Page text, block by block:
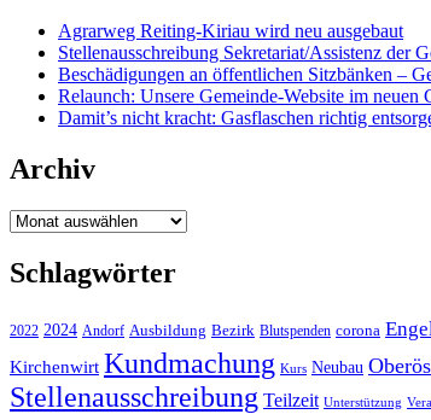
Agrarweg Reiting-Kiriau wird neu ausgebaut
Stellenausschreibung Sekretariat/Assistenz der
Beschädigungen an öffentlichen Sitzbänken –
Relaunch: Unsere Gemeinde-Website im neuen
Damit’s nicht kracht: Gasflaschen richtig
Archiv
Archiv
Schlagwörter
2022 2024 Andorf Ausbildung Bezirk Blutspenden corona
Kirchenwirt Kundmachung Kurs Neubau
Stellenausschreibung Teilzeit Unterstützung